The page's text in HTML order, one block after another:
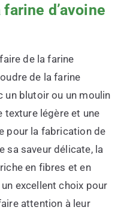
d’avoine
de la farine
de la farine
un blutoir ou un moulin
texture légère et une
pour la fabrication de
sa saveur délicate, la
en fibres et en
excellent choix pour
attention à leur